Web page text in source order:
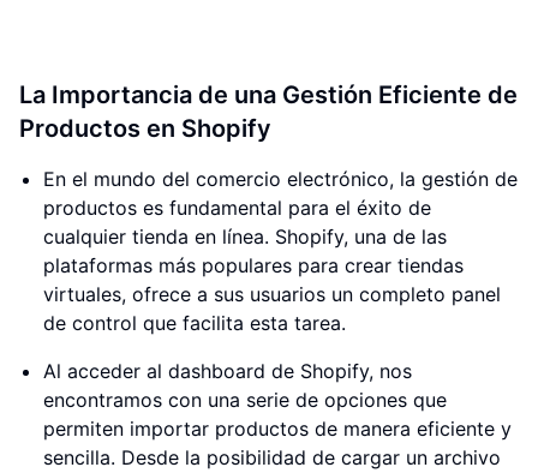
La Importancia de una Gestión Eficiente de
Productos en Shopify
En el mundo del comercio electrónico, la gestión de
productos es fundamental para el éxito de
cualquier tienda en línea. Shopify, una de las
plataformas más populares para crear tiendas
virtuales, ofrece a sus usuarios un completo panel
de control que facilita esta tarea.
Al acceder al dashboard de Shopify, nos
encontramos con una serie de opciones que
permiten importar productos de manera eficiente y
sencilla. Desde la posibilidad de cargar un archivo